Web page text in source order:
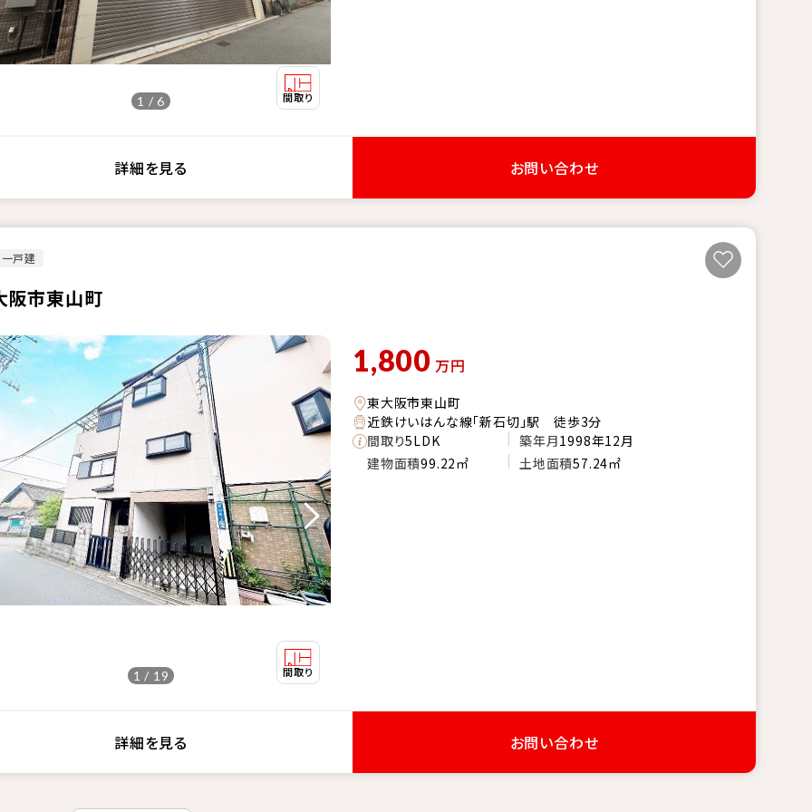
1 / 6
詳細を見る お問い合わせ
戸建
阪市東山町
1 / 19
1,800 万円
東大阪市東山町
近鉄けいはんな線「新石切」駅 徒歩3分
間取り5LDK 築年月1998年12月
建物面積99.22㎡ 土地面積57.24㎡
詳細を見る お問い合わせ